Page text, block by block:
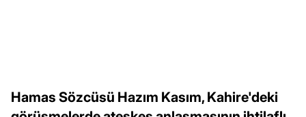
Hamas Sözcüsü Hazım Kasım, Kahire'deki